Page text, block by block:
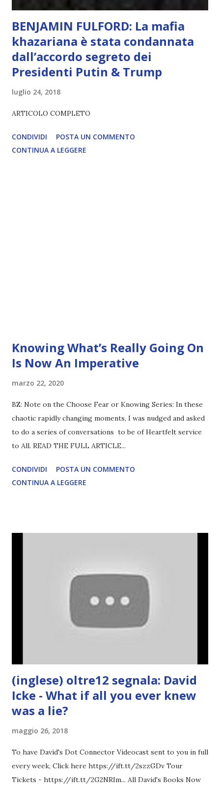
BENJAMIN FULFORD: La mafia
khazariana è stata condannata
dall’accordo segreto dei
Presidenti Putin & Trump
luglio 24, 2018
ARTICOLO COMPLETO
CONDIVIDI
POSTA UN COMMENTO
CONTINUA A LEGGERE
Knowing What’s Really Going On
Is Now An Imperative
marzo 22, 2020
BZ: Note on the Choose Fear or Knowing Series: In these
chaotic rapidly changing moments, I was nudged and asked
to do a series of conversations to be of Heartfelt service
to All. READ THE FULL ARTICLE...
CONDIVIDI
POSTA UN COMMENTO
CONTINUA A LEGGERE
(inglese) oltre12 segnala: David
Icke - What if all you ever knew
was a lie?
maggio 26, 2018
To have David's Dot Connector Videocast sent to you in full
every week, Click here https://ift.tt/2szzGDv Tour
Tickets - https://ift.tt/2G2NRIm... All David's Books Now